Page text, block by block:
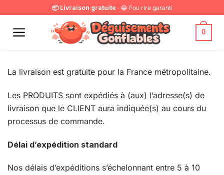
au
contenu
📦 Livraison gratuite · 😂 Fou rire garanti
0
La livraison est gratuite pour la France métropolitaine.
Les PRODUITS sont expédiés à (aux) l’adresse(s) de
livraison que le CLIENT aura indiquée(s) au cours du
processus de commande.
Délai d’expédition standard
Nos délais d’expéditions s’échelonnant entre 5 à 10